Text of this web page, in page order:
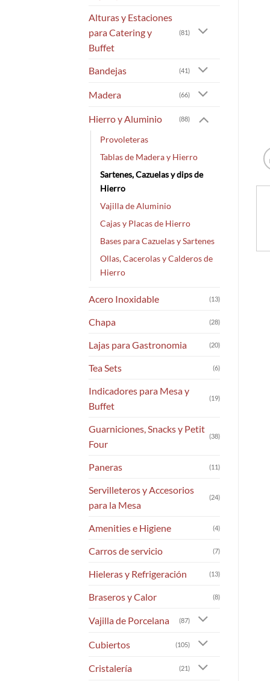
Alturas y Estaciones
para Catering y
Buffet
(81)
Bandejas (41)
Madera (66)
Hierro y Aluminio (88)
Provoleteras
Tablas de Madera y Hierro
Sartenes, Cazuelas y dips de
Hierro
Vajilla de Aluminio
Cajas y Placas de Hierro
Bases para Cazuelas y Sartenes
Ollas, Cacerolas y Calderos de
Hierro
Acero Inoxidable (13)
Chapa (28)
Lajas para Gastronomia (20)
Tea Sets (6)
Indicadores para Mesa y
Buffet
(19)
Guarniciones, Snacks y Petit
Four
(38)
Paneras (11)
Servilleteros y Accesorios
para la Mesa
(24)
Amenities e Higiene (4)
Carros de servicio (7)
Hieleras y Refrigeración (13)
Braseros y Calor (8)
Vajilla de Porcelana (87)
Cubiertos (105)
Cristalería (21)